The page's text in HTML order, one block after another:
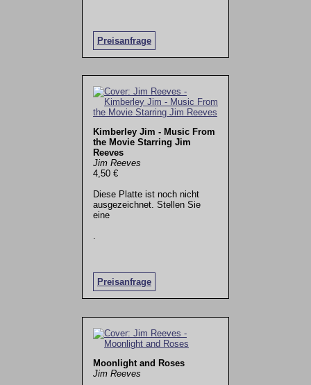
Preisanfrage
Kimberley Jim - Music From
the Movie Starring Jim
Reeves
Jim Reeves
4,50 €
Diese Platte ist noch nicht
ausgezeichnet. Stellen Sie
eine
Preisanfrage
.
Moonlight and Roses
Jim Reeves